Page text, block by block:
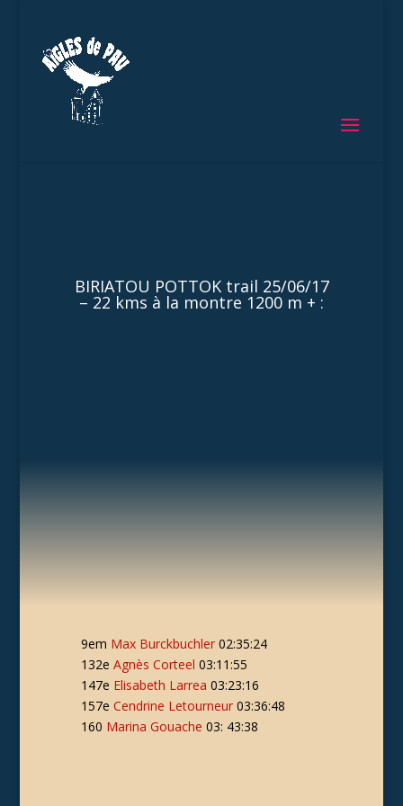
BIRIATOU POTTOK trail 25/06/17
– 22 kms à la montre 1200 m + :
9em Max Burckbuchler 02:35:24
132eAgnès Corteel 03:11:55
147e Elisabeth Larrea 03:23:16
157eCendrine Letourneur 03:36:48
160 Marina Gouache 03: 43:38